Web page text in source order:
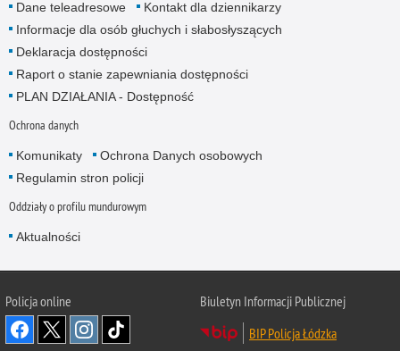
Dane teleadresowe
Kontakt dla dziennikarzy
Informacje dla osób głuchych i słabosłyszących
Deklaracja dostępności
Raport o stanie zapewniania dostępności
PLAN DZIAŁANIA - Dostępność
Ochrona danych
Komunikaty
Ochrona Danych osobowych
Regulamin stron policji
Oddziały o profilu mundurowym
Aktualności
Policja online
Biuletyn Informacji Publicznej
BIP Policja Łódzka